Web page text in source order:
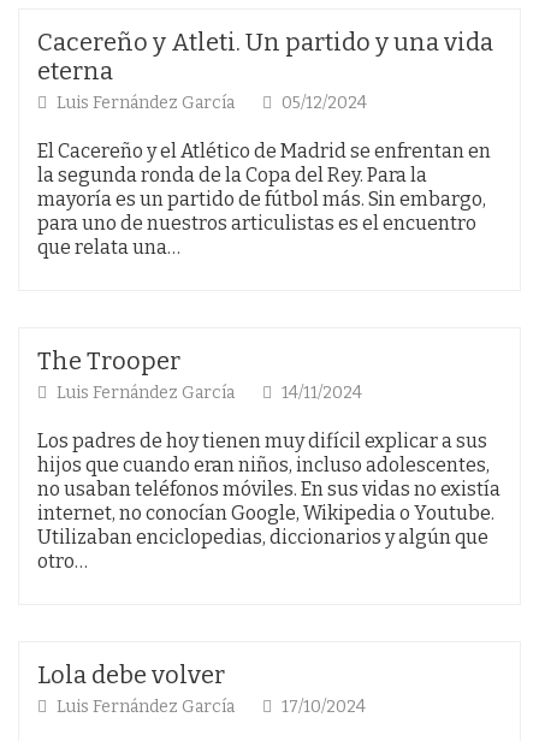
Cacereño y Atleti. Un partido y una vida
eterna
Luis Fernández García 05/12/2024
El Cacereño y el Atlético de Madrid se enfrentan en
la segunda ronda de la Copa del Rey. Para la
mayoría es un partido de fútbol más. Sin embargo,
para uno de nuestros articulistas es el encuentro
que relata una…
The Trooper
Luis Fernández García 14/11/2024
Los padres de hoy tienen muy difícil explicar a sus
hijos que cuando eran niños, incluso adolescentes,
no usaban teléfonos móviles. En sus vidas no existía
internet, no conocían Google, Wikipedia o Youtube.
Utilizaban enciclopedias, diccionarios y algún que
otro…
Lola debe volver
Luis Fernández García 17/10/2024